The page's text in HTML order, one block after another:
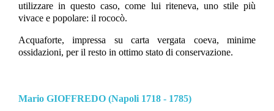
utilizzare in questo caso, come lui riteneva, uno stile più
vivace e popolare: il rococò.
Acquaforte, impressa su carta vergata coeva, minime
ossidazioni, per il resto in ottimo stato di conservazione.
Mario GIOFFREDO (Napoli 1718 - 1785)